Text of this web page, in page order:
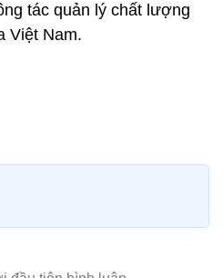
tác quản lý chất lượng
Việt Nam.